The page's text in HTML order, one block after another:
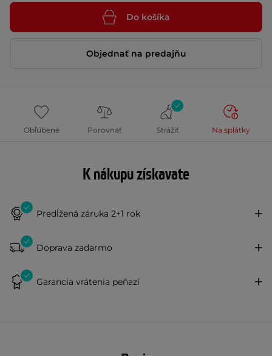
Do košíka
Objednať na predajňu
Obľúbené Porovnať Strážiť Na splátky
K nákupu získavate
Predĺžená záruka 2+1 rok
Doprava zadarmo
Garancia vrátenia peňazí